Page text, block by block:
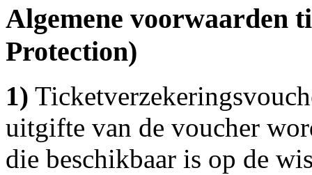
Algemene voorwaarden
Protection)
1)
uitgifte van de voucher
die beschikbaar is op de